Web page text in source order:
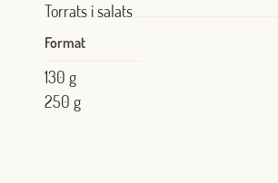
Torrats i salats
Format
130 g
250 g